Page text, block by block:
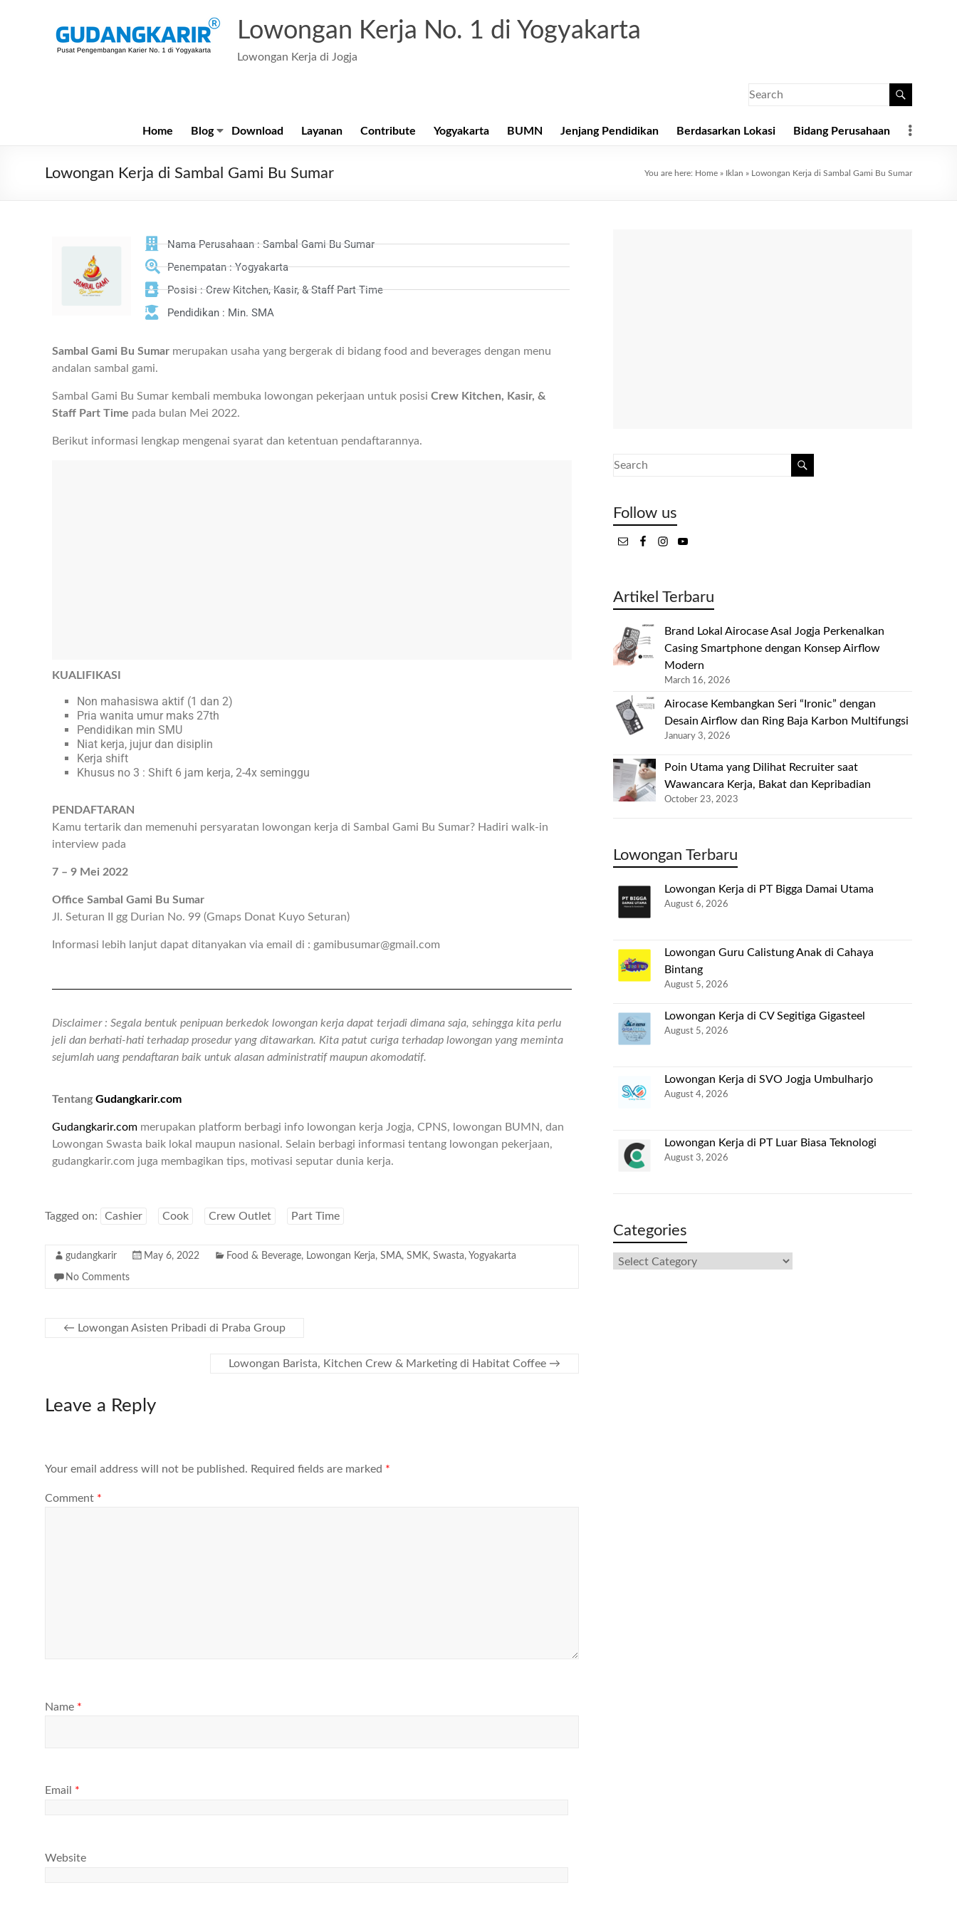
Lowongan Kerja No. 1 di Yogyakarta
Lowongan Kerja di Jogja
Home Blog Download Layanan Contribute Yogyakarta BUMN Jenjang Pendidikan Berdasarkan Lokasi Bidang Perusahaan
Lowongan Kerja di Sambal Gami Bu Sumar You are here: Home » Iklan » Lowongan Kerja di Sambal Gami Bu Sumar
Nama Perusahaan : Sambal Gami Bu Sumar
Penempatan : Yogyakarta
Posisi : Crew Kitchen, Kasir, & Staff Part Time
Pendidikan : Min. SMA
Sambal Gami Bu Sumar merupakan usaha yang bergerak di bidang food and beverages dengan menu
andalan sambal gami.
Sambal Gami Bu Sumar kembali membuka lowongan pekerjaan untuk posisi Crew Kitchen, Kasir, &
Staff Part Time pada bulan Mei 2022.
Berikut informasi lengkap mengenai syarat dan ketentuan pendaftarannya.
KUALIFIKASI
Non mahasiswa aktif (1 dan 2)
Pria wanita umur maks 27th
Pendidikan min SMU
Niat kerja, jujur dan disiplin
Kerja shift
Khusus no 3 : Shift 6 jam kerja, 2-4x seminggu
PENDAFTARAN
Kamu tertarik dan memenuhi persyaratan lowongan kerja di Sambal Gami Bu Sumar? Hadiri walk-in
interview pada
7 – 9 Mei 2022
Office Sambal Gami Bu Sumar
Jl. Seturan II gg Durian No. 99 (Gmaps Donat Kuyo Seturan)
Informasi lebih lanjut dapat ditanyakan via email di : gamibusumar@gmail.com
Disclaimer : Segala bentuk penipuan berkedok lowongan kerja dapat terjadi dimana saja, sehingga kita perlu
jeli dan berhati-hati terhadap prosedur yang ditawarkan. Kita patut curiga terhadap lowongan yang meminta
sejumlah uang pendaftaran baik untuk alasan administratif maupun akomodatif.
Tentang Gudangkarir.com
Gudangkarir.com merupakan platform berbagi info lowongan kerja Jogja, CPNS, lowongan BUMN, dan
Lowongan Swasta baik lokal maupun nasional. Selain berbagi informasi tentang lowongan pekerjaan,
gudangkarir.com juga membagikan tips, motivasi seputar dunia kerja.
Tagged on: Cashier Cook Crew Outlet Part Time
gudangkarir May 6, 2022 Food & Beverage, Lowongan Kerja, SMA, SMK, Swasta, Yogyakarta
No Comments
← Lowongan Asisten Pribadi di Praba Group
Lowongan Barista, Kitchen Crew & Marketing di Habitat Coffee →
Leave a Reply
Your email address will not be published. Required fields are marked *
Comment *
Name *
Email *
Website
Follow us
Artikel Terbaru
Brand Lokal Airocase Asal Jogja Perkenalkan
Casing Smartphone dengan Konsep Airflow
Modern
March 16, 2026
Airocase Kembangkan Seri “Ironic” dengan
Desain Airflow dan Ring Baja Karbon Multifungsi
January 3, 2026
Poin Utama yang Dilihat Recruiter saat
Wawancara Kerja, Bakat dan Kepribadian
October 23, 2023
Lowongan Terbaru
Lowongan Kerja di PT Bigga Damai Utama
August 6, 2026
Lowongan Guru Calistung Anak di Cahaya
Bintang
August 5, 2026
Lowongan Kerja di CV Segitiga Gigasteel
August 5, 2026
Lowongan Kerja di SVO Jogja Umbulharjo
August 4, 2026
Lowongan Kerja di PT Luar Biasa Teknologi
August 3, 2026
Categories